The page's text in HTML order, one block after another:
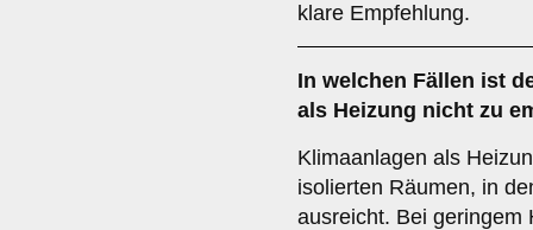
klare Empfehlung.
In welchen Fällen ist
als Heizung nicht zu
Klimaanlagen als
isolierten Räumen, in
ausreicht. Bei geringem